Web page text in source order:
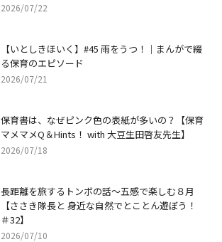
2026/07/22
【いとしきほいく】#45 雨をうつ！｜まんがで綴
る保育のエピソード
2026/07/21
保育書は、なぜピンク色の表紙が多いの？【保育
マメマメQ＆Hints！ with 大豆生田啓友先生】
2026/07/18
長距離を旅するトンボの話～五感で楽しむ８月
【ささき隊長と 身近な自然でとことん遊ぼう！
＃32】
2026/07/10